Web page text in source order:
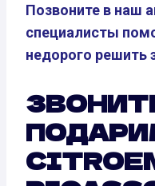
Позвоните в наш
специалисты
недорого решить